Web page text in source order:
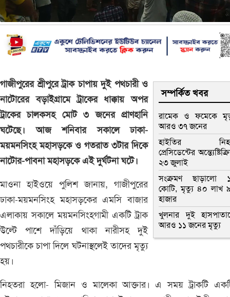
সম্পর্কিত খবর
রামেক ও ফমেকে
আরও ৩৭ জনের
হাইতির
প্রেসিডেন্টের
২৩ জুলাই
সংক্রমণ ছাড়ালো
কোটি, মৃত্যু ৪০ লাখ
হাজার
খুলনার দুই
আরও ১১ জনের মৃত্যু
গাজীপুরের শ্রীপুরে ট্রাক চাপায় দুই পথচারী ও
নাটোরের বড়াইগ্রামে ট্রাকের ধাক্কায় অপর
ট্রাকের চালকসহ মোট ৩ জনের প্রাণহানি
ঘটেছে। আজ শনিবার সকালে ঢাকা-
ময়মনসিংহ মহাসড়কে ও গতরাত ৩টার দিকে
নাটোর-পাবনা মহাসড়কে এই দুর্ঘটনা ঘটে।
মাওনা হাইওয়ে পুলিশ জানায়, গাজীপুরের
ঢাকা-ময়মনসিংহ মহাসড়কের এমসি বাজার
এলাকায় সকালে ময়মনসিংহগামী একটি ট্রাক
উল্টে পাশে দাঁড়িয়ে থাকা নারীসহ দুই
পথচারীকে চাপা দিলে ঘটনাস্থলেই তাদের মৃত্যু
হয়।
নিহতরা হলো- মিজান ও মালেকা আক্তার। এ সময় ট্রাকটি